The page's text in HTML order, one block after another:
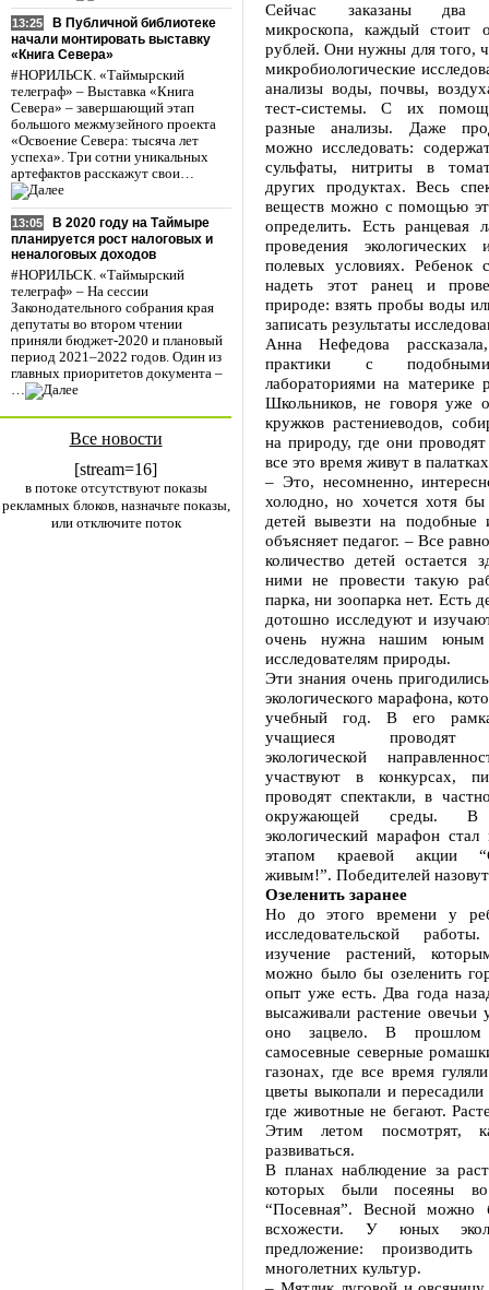
13:25
В Публичной библиотеке
начали монтировать выставку
«Книга Севера»
#НОРИЛЬСК. «Таймырский
телеграф» – Выставка «Книга
Севера» – завершающий этап
большого межмузейного проекта
«Освоение Севера: тысяча лет
успеха». Три сотни уникальных
артефактов расскажут свои…
13:05
В 2020 году на Таймыре
планируется рост налоговых и
неналоговых доходов
#НОРИЛЬСК. «Таймырский
телеграф» – На сессии
Законодательного собрания края
депутаты во втором чтении
приняли бюджет-2020 и плановый
период 2021–2022 годов. Один из
главных приоритетов документа –
…
Все новости
[stream=16]
в потоке отсутствуют показы
рекламных блоков, назначьте показы,
или отключите поток
Сейчас заказаны два
микроскопа, каждый стоит
рублей. Они нужны для того,
микробиологические
анализы воды, почвы,
тест-системы. С их
разные анализы. Даже
можно исследовать:
сульфаты, нитриты в
других продуктах. Весь
веществ можно с помощью
определить. Есть ранцевая
проведения экологических
полевых условиях. Ребенок
надеть этот ранец и
природе: взять пробы воды
записать результаты
Анна Нефедова
практики с
лабораториями на материке
Школьников, не говоря уже
кружков растениеводов,
на природу, где они
все это время живут в
– Это, несомненно,
холодно, но хочется хотя
детей вывезти на подобные
объясняет педагог. – Все
количество детей остается
ними не провести такую
парка, ни зоопарка нет. Есть
дотошно исследуют и
очень нужна нашим юным
исследователям природы.
Эти знания очень
экологического марафона,
учебный год. В его
учащиеся проводят
экологической
участвуют в конкурсах,
проводят спектакли, в
окружающей среды.
экологический марафон
этапом краевой акции
живым!”. Победителей
Озеленить заранее
Но до этого времени у
исследовательской
изучение растений,
можно было бы озеленить
опыт уже есть. Два года
высаживали растение овечьи
оно зацвело. В прошлом
самосевные северные
газонах, где все время
цветы выкопали и
где животные не бегают.
Этим летом посмотрят,
развиваться.
В планах наблюдение за
которых были посеяны
“Посевная”. Весной можно
всхожести. У юных
предложение:
многолетних культур.